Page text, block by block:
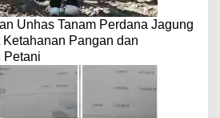
Unhas Tanam Perdana Jagung
Pangan dan
Petani